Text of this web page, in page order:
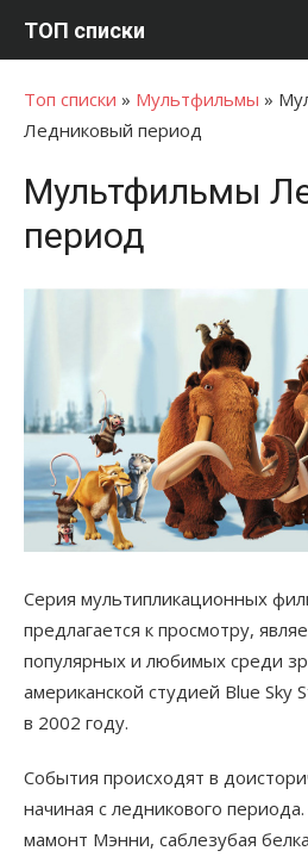
ТОП списки
Топ списки » Мультфильмы »
Ледниковый период
Мультфильмы
период
Серия мультипликационных
предлагается к просмотру,
популярных и любимых среди
американской студией Blue Sky
в 2002 году.
События происходят в
начиная с ледникового
мамонт Мэнни, саблезубая